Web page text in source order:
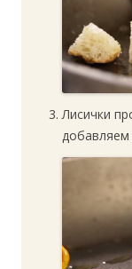
Лисички
добавляем